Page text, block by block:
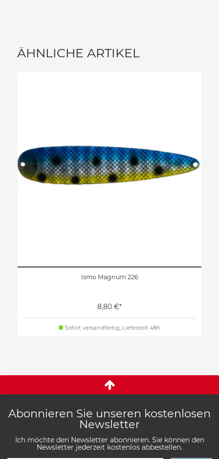
ÄHNLICHE ARTIKEL
Ismo Magnum 226
8,80 €*
Sofort versandfertig, Lieferzeit 48h
Abonnieren Sie unseren kostenlosen
Newsletter
Ich möchte den Newsletter abonnieren. Sie können den
Newsletter jederzeit kostenlos abbestellen.